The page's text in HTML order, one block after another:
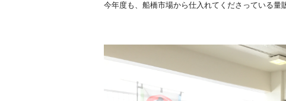
今年度も、船橋市場から仕入れてくださっている量